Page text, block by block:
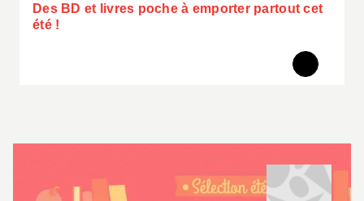
Des BD et livres poche à emporter partout cet
été !